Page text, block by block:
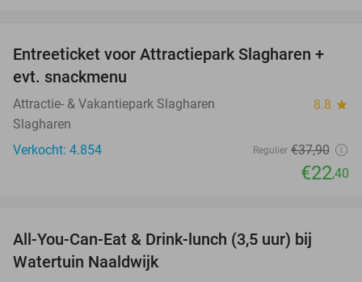
41%
Entreeticket voor Attractiepark Slagharen +
evt. snackmenu
Attractie- & Vakantiepark Slagharen 8.8 star
Slagharen
Verkocht: 4.854
Regulier €37,90
€22,40
All-You-Can-Eat & Drink-lunch (3,5 uur) bij
Watertuin Naaldwijk